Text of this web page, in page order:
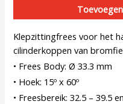
Klepzittingfrees voor het
cilinderkoppen van
• Frees Body: Ø 33.3 mm
• Hoek: 15º x 60º
• Freesbereik: 32.5 – 39.5